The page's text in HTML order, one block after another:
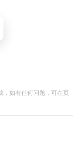
，如有任何问题，可在页